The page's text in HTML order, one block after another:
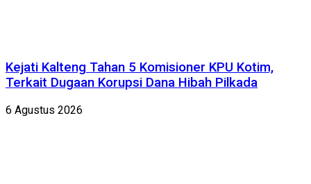
Kejati Kalteng Tahan 5 Komisioner KPU Kotim,
Terkait Dugaan Korupsi Dana Hibah Pilkada
6 Agustus 2026